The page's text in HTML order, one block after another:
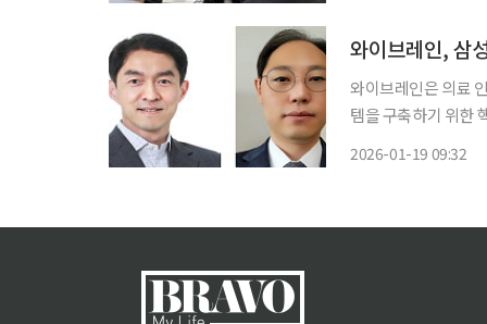
와이브레인은 의료
템을 구축하기 위한 핵심인재를
2026-01-19 09:32